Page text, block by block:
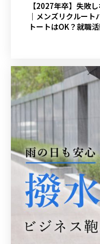
【2027年卒】失敗
｜メンズリクルー
トートはOK？就職